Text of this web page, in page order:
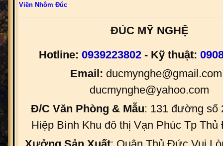
Viền Nhôm Đúc
ĐÚC MỸ NGHỆ
Hotline: 0939223802 - Kỹ thuật:
Email:
ducmynghe@yahoo.com
Đ/C Văn Phòng & Mẫu: 131 đường số
Hiệp Bình Khu đô thị Vạn Phúc Tp